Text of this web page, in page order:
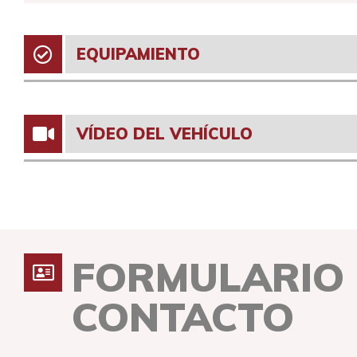
EQUIPAMIENTO
VÍDEO DEL VEHÍCULO
FORMULARIO
CONTACTO